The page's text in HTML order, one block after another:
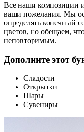
Все наши композиции
ваши пожелания. Мы
определять конечный
цветов, но обещаем,
неповторимым.
Дополните этот
Сладости
Открытки
Шары
Сувениры